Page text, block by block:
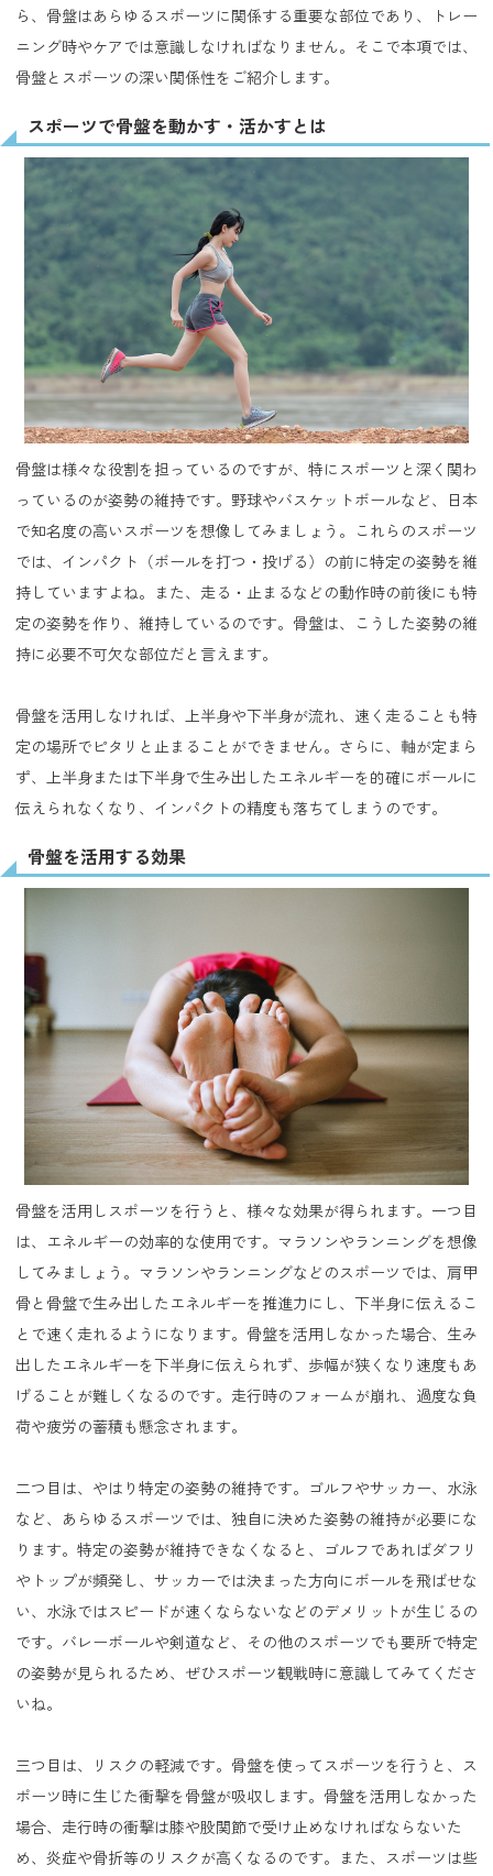
ら、骨盤はあらゆるスポーツに関係する重要な部位であり、トレー
ニング時やケアでは意識しなければなりません。そこで本項では、
骨盤とスポーツの深い関係性をご紹介します。
スポーツで骨盤を動かす・活かすとは
骨盤は様々な役割を担っているのですが、特にスポーツと深く関わ
っているのが姿勢の維持です。野球やバスケットボールなど、日本
で知名度の高いスポーツを想像してみましょう。これらのスポーツ
では、インパクト（ボールを打つ・投げる）の前に特定の姿勢を維
持していますよね。また、走る・止まるなどの動作時の前後にも特
定の姿勢を作り、維持しているのです。骨盤は、こうした姿勢の維
持に必要不可欠な部位だと言えます。
骨盤を活用しなければ、上半身や下半身が流れ、速く走ることも特
定の場所でピタリと止まることができません。さらに、軸が定まら
ず、上半身または下半身で生み出したエネルギーを的確にボールに
伝えられなくなり、インパクトの精度も落ちてしまうのです。
骨盤を活用する効果
骨盤を活用しスポーツを行うと、様々な効果が得られます。一つ目
は、エネルギーの効率的な使用です。マラソンやランニングを想像
してみましょう。マラソンやランニングなどのスポーツでは、肩甲
骨と骨盤で生み出したエネルギーを推進力にし、下半身に伝えるこ
とで速く走れるようになります。骨盤を活用しなかった場合、生み
出したエネルギーを下半身に伝えられず、歩幅が狭くなり速度もあ
げることが難しくなるのです。走行時のフォームが崩れ、過度な負
荷や疲労の蓄積も懸念されます。
二つ目は、やはり特定の姿勢の維持です。ゴルフやサッカー、水泳
など、あらゆるスポーツでは、独自に決めた姿勢の維持が必要にな
ります。特定の姿勢が維持できなくなると、ゴルフであればダフリ
やトップが頻発し、サッカーでは決まった方向にボールを飛ばせな
い、水泳ではスピードが速くならないなどのデメリットが生じるの
です。バレーボールや剣道など、その他のスポーツでも要所で特定
の姿勢が見られるため、ぜひスポーツ観戦時に意識してみてくださ
いね。
三つ目は、リスクの軽減です。骨盤を使ってスポーツを行うと、ス
ポーツ時に生じた衝撃を骨盤が吸収します。骨盤を活用しなかった
場合、走行時の衝撃は膝や股関節で受け止めなければならないた
め、炎症や骨折等のリスクが高くなるのです。また、スポーツは些